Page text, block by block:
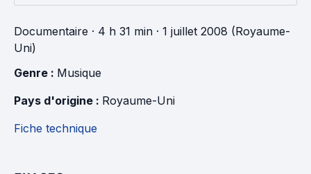
Documentaire · 4 h 31 min · 1 juillet 2008 (Royaume-
Uni)
Genre : Musique
Pays d'origine : Royaume-Uni
Fiche technique